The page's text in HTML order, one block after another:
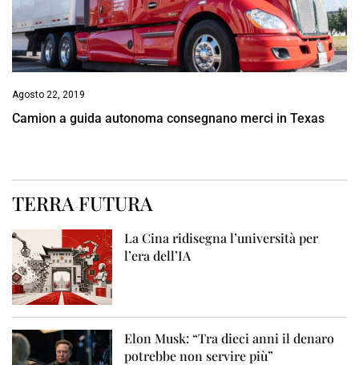
Agosto 22, 2019
Camion a guida autonoma consegnano merci in Texas
TERRA FUTURA
La Cina ridisegna l’università per
l’era dell’IA
Elon Musk: “Tra dieci anni il denaro
potrebbe non servire più”